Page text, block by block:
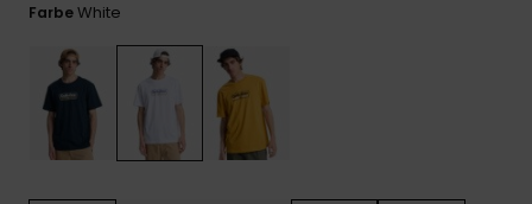
FarbeWhite